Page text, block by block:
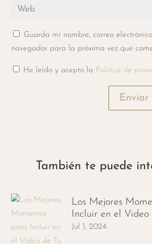
Guarda mi nombre, correo
navegador para la próxima vez que
He leído y acepto la Política de
Enviar
También te puede
Los Mejores
Incluir en el Video
Jul 1, 2024